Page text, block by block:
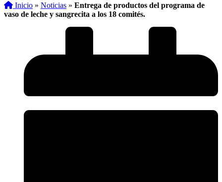
Inicio » Noticias » Entrega de productos del programa de
vaso de leche y sangrecita a los 18 comités.